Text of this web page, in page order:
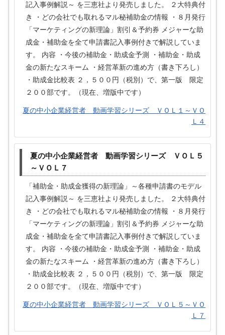
記入事例解説～ を三恵社より発売しました。 ２大特典付
き ・どの会社でも取れるマル秘補助金の情報 ・８月発行
「マーケティングの新理論」割引＆予約券 メジャーな助
成金・補助金を全て申請書記入事例付きで解説していま
す。 内容 ・今後の補助金・助成金予測 ・補助金・助成
金の新たなスキーム ・経営革新の進め方（書き下ろし）
・助成金比較表 ２，５００円（税別）で、第一版 限定
２００部です。（現在、増版中です）
夏の中小企業経営者 動画学習シリーズ ＶＯＬ１～ＶＯ
Ｌ４
夏の中小企業経営者 動画学習シリーズ ＶＯＬ５
～ＶＯＬ７
「補助金・助成金獲得の新理論」～各種申請書のモデル
記入事例解説～ を三恵社より発売しました。 ２大特典付
き ・どの会社でも取れるマル秘補助金の情報 ・８月発行
「マーケティングの新理論」割引＆予約券 メジャーな助
成金・補助金を全て申請書記入事例付きで解説していま
す。 内容 ・今後の補助金・助成金予測 ・補助金・助成
金の新たなスキーム ・経営革新の進め方（書き下ろし）
・助成金比較表 ２，５００円（税別）で、第一版 限定
２００部です。（現在、増版中です）
夏の中小企業経営者 動画学習シリーズ ＶＯＬ５～ＶＯ
Ｌ７